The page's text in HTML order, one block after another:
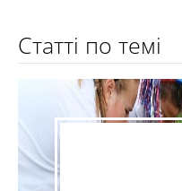
Статті по темі